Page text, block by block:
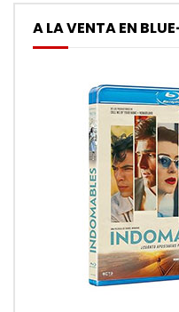
A LA VENTA EN